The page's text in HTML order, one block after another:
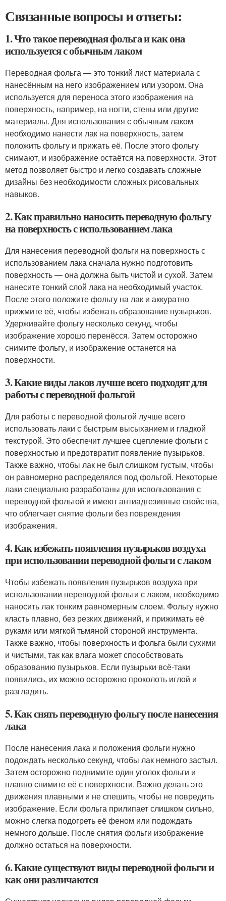
Связанные вопросы и ответы:
1. Что такое переводная фольга и как она
используется с обычным лаком
Переводная фольга — это тонкий лист материала с
нанесённым на него изображением или узором. Она
используется для переноса этого изображения на
поверхность, например, на ногти, стены или другие
материалы. Для использования с обычным лаком
необходимо нанести лак на поверхность, затем
положить фольгу и прижать её. После этого фольгу
снимают, и изображение остаётся на поверхности. Этот
метод позволяет быстро и легко создавать сложные
дизайны без необходимости сложных рисовальных
навыков.
2. Как правильно наносить переводную фольгу
на поверхность с использованием лака
Для нанесения переводной фольги на поверхность с
использованием лака сначала нужно подготовить
поверхность — она должна быть чистой и сухой. Затем
нанесите тонкий слой лака на необходимый участок.
После этого положите фольгу на лак и аккуратно
прижмите её, чтобы избежать образование пузырьков.
Удерживайте фольгу несколько секунд, чтобы
изображение хорошо перенёсся. Затем осторожно
снимите фольгу, и изображение останется на
поверхности.
3. Какие виды лаков лучше всего подходят для
работы с переводной фольгой
Для работы с переводной фольгой лучше всего
использовать лаки с быстрым высыханием и гладкой
текстурой. Это обеспечит лучшее сцепление фольги с
поверхностью и предотвратит появление пузырьков.
Также важно, чтобы лак не был слишком густым, чтобы
он равномерно распределялся под фольгой. Некоторые
лаки специально разработаны для использования с
переводной фольгой и имеют антиадгезивные свойства,
что облегчает снятие фольги без повреждения
изображения.
4. Как избежать появления пузырьков воздуха
при использовании переводной фольги с лаком
Чтобы избежать появления пузырьков воздуха при
использовании переводной фольги с лаком, необходимо
наносить лак тонким равномерным слоем. Фольгу нужно
класть плавно, без резких движений, и прижимать её
руками или мягкой тьмяной стороной инструмента.
Также важно, чтобы поверхность и фольга были сухими
и чистыми, так как влага может способствовать
образованию пузырьков. Если пузырьки всё-таки
появились, их можно осторожно проколоть иглой и
разгладить.
5. Как снять переводную фольгу после нанесения
лака
После нанесения лака и положения фольги нужно
подождать несколько секунд, чтобы лак немного застыл.
Затем осторожно поднимите один уголок фольги и
плавно снимите её с поверхности. Важно делать это
движения плавными и не спешить, чтобы не повредить
изображение. Если фольга прилипает слишком сильно,
можно слегка подогреть её феном или подождать
немного дольше. После снятия фольги изображение
должно остаться на поверхности.
6. Какие существуют виды переводной фольги и
как они различаются